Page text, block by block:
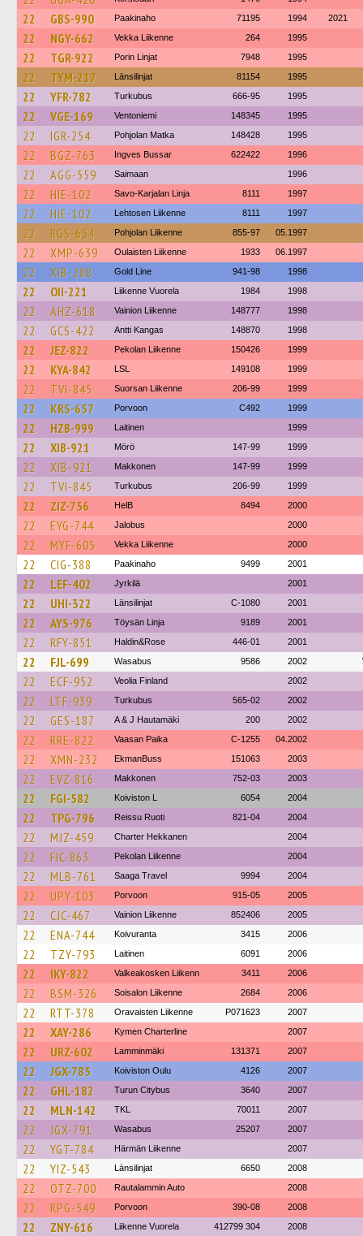
22 GBS-990 Paakinaho 71195 1994 2021
22 NGY-662 Vekka Liikenne 264 1995
22 TGR-922 Porin Linjat 7948 1995
22 TYM-217 Länsilinjat 81154 1995
22 YFR-782 Turkubus 666-95 1995
22 VGE-169 Ventoniemi 148345 1995
22 IGR-254 Pohjolan Matka 148428 1995
22 BGZ-763 Ingves Bussar 622422 1996
22 AGG-559 Saimaan 1996
22 HIE-102 Savo-Karjalan Linja 8111 1997
22 HIE-102 Lehtosen Liikenne 8111 1997
22 RGS-654 Pohjolan Liikenne 855-97 05.1997
22 XMP-639 Oulaisten Liikenne 1933 06.1997
22 XIB-288 Gold Line 941-98 1998
22 OII-221 Liikenne Vuorela 1984 1998
22 AHZ-618 Vainion Liikenne 148777 1998
22 GCS-422 Antti Kangas 148870 1998
22 JEZ-822 Pekolan Liikenne 150426 1999
22 KYA-842 LSL 149108 1999
22 TVI-845 Suorsan Liikenne 206-99 1999
22 KRS-657 Porvoon C492 1999
22 HZB-999 Laitinen 1999
22 XIB-921 Mörö 147-99 1999
22 XIB-921 Makkonen 147-99 1999
22 TVI-845 Turkubus 206-99 1999
22 ZIZ-756 HelB 8494 2000
22 EYG-744 Jalobus 2000
22 MYF-605 Vekka Liikenne 2000
22 CIG-388 Paakinaho 9499 2001
22 LEF-402 Jyrkilä 2001
22 UHI-322 Länsilinjat C-1080 2001
22 AYS-976 Töysän Linja 9189 2001
22 RFY-851 Haldin&Rose 446-01 2001
22 FJL-699 Wasabus 9586 2002
22 ECF-952 Veolia Finland 2002
22 LTF-939 Turkubus 565-02 2002
22 GES-187 A & J Hautamäki 200 2002
22 RRE-822 Vaasan Paika C-1255 04.2002
22 XMN-232 EkmanBuss 151063 2003
22 EVZ-816 Makkonen 752-03 2003
22 FGI-582 Koiviston L 6054 2004
22 TPG-796 Reissu Ruoti 821-04 2004
22 MJZ-459 Charter Hekkanen 2004
22 FIC-863 Pekolan Liikenne 2004
22 MLB-761 Saaga Travel 9994 2004
22 UPY-103 Porvoon 915-05 2005
22 CJC-467 Vainion Liikenne 852406 2005
22 ENA-744 Koivuranta 3415 2006
22 TZY-793 Laitinen 6091 2006
22 IKY-822 Valkeakosken Liikenn 3411 2006
22 BSM-326 Soisalon Liikenne 2684 2006
22 RTT-378 Oravaisten Liikenne P071623 2007
22 XAY-286 Kymen Charterline 2007
22 URZ-602 Lamminmäki 131371 2007
22 JGX-785 Koiviston Oulu 4126 2007
22 GHL-182 Turun Citybus 3640 2007
22 MLN-142 TKL 70011 2007
22 JGX-791 Wasabus 25207 2007
22 YGT-784 Härmän Liikenne 2007
22 YIZ-543 Länsilinjat 6650 2008
22 OTZ-700 Rautalammin Auto 2008
22 RPG-549 Porvoon 390-08 2008
22 ZNY-616 Liikenne Vuorela 412799 304 2008